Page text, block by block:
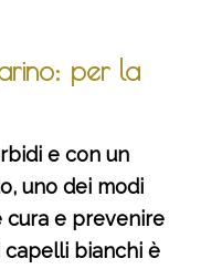
per la
e con un
uno dei modi
e prevenire
bianchi è